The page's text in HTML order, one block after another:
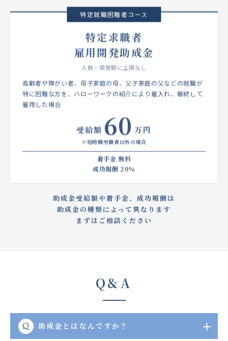
特定就職困難者コース
特定求職者
雇用開発助成金
人数・限度額に上限なし
高齢者や障がい者、母子家庭の母、父子家庭の父などの就職が
特に困難な方を、ハローワークの紹介により雇入れ、継続して
雇用した場合
受給額 60 万円
※短時間労働者以外の場合
着手金 無料
成功報酬 20％
助成金受給額や着手金、成功報酬は
助成金の種類によって異なります
まずはご相談ください
Q&A
助成金とはなんですか？